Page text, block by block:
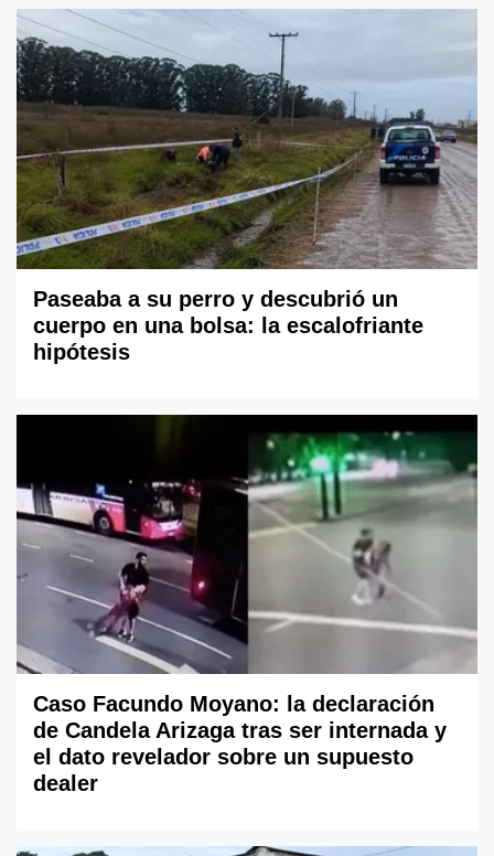
Paseaba a su perro y descubrió un
cuerpo en una bolsa: la escalofriante
hipótesis
Caso Facundo Moyano: la declaración
de Candela Arizaga tras ser internada y
el dato revelador sobre un supuesto
dealer